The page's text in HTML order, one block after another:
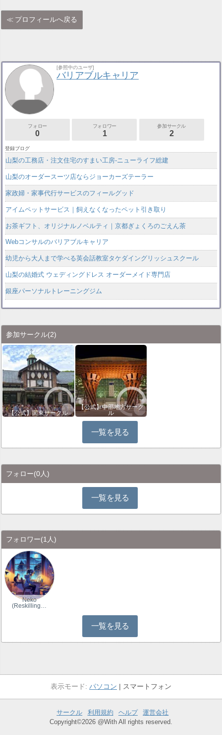
プロフィールへ戻る
[参照中のユーザ]
バリアブルキャリア
フォロー
0
フォロワー
1
参加サークル
2
登録ブログ
山梨の工務店・注文住宅のすまい工房-ニューライフ総建
山梨のオーダースーツ店ならジョーカーズテーラー
家政婦・家事代行サービスのフィールグッド
アイムペットサービス｜飼えなくなったペット引き取り
お茶ギフト、オリジナルノベルティ｜京都ぎょくろのごえん茶
Webコンサルのバリアブルキャリア
幼児から大人まで学べる英会話教室タケダイングリッシュスクール
山梨の結婚式 ウェディングドレス オーダーメイド専門店
銀座パーソナルトレーニングジム
参加サークル(2)
【公式】関東サークル
【公式】中部地方サーク
ル
一覧を見る
フォロー(0人)
一覧を見る
フォロワー(1人)
Neko
(Reskilling…
一覧を見る
パソコン スマートフォン
サークル 利用規約 ヘルプ
運営会社
Copyright©2026 @With All rights reserved.